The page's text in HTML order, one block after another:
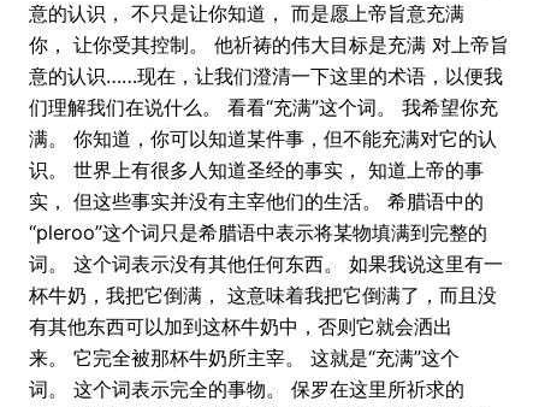
意的认识， 不只是让你知道， 而是愿上帝旨意充满
你， 让你受其控制。 他祈祷的伟大目标是充满 对上帝旨
意的认识……现在，让我们澄清一下这里的术语，以便我
们理解我们在说什么。 看看“充满”这个词。 我希望你充
满。 你知道，你可以知道某件事，但不能充满对它的认
识。 世界上有很多人知道圣经的事实， 知道上帝的事
实， 但这些事实并没有主宰他们的生活。 希腊语中的
“pleroo”这个词只是希腊语中表示将某物填满到完整的
词。 这个词表示没有其他任何东西。 如果我说这里有一
杯牛奶，我把它倒满， 这意味着我把它倒满了，而且没
有其他东西可以加到这杯牛奶中，否则它就会洒出
来。 它完全被那杯牛奶所主宰。 这就是“充满”这个
词。 这个词表示完全的事物。 保罗在这里所祈求的